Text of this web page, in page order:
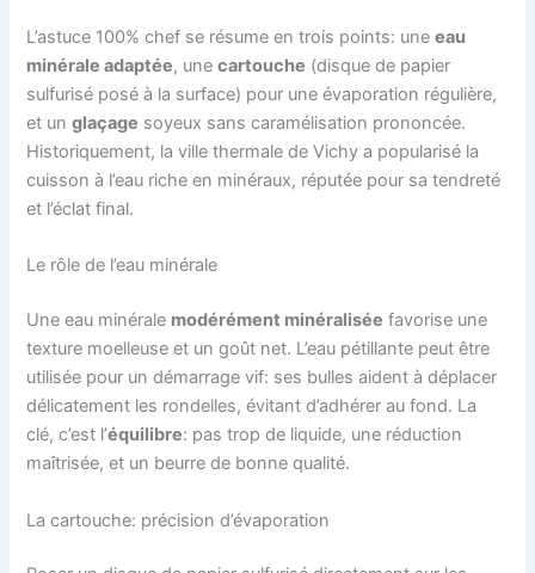
L’astuce 100% chef se résume en trois points: uneeau
minérale adaptée, unecartouche (disque de papier
sulfurisé posé à la surface) pour une évaporation régulière,
et unglaçage soyeux sans caramélisation prononcée.
Historiquement, la ville thermale de Vichy a popularisé la
cuisson à l’eau riche en minéraux, réputée pour sa tendreté
et l’éclat final.
Le rôle de l’eau minérale
Une eau minérale modérément minéralisée favorise une
texture moelleuse et un goût net. L’eau pétillante peut être
utilisée pour un démarrage vif: ses bulles aident à déplacer
délicatement les rondelles, évitant d’adhérer au fond. La
clé, c’est l’équilibre: pas trop de liquide, une réduction
maîtrisée, et un beurre de bonne qualité.
La cartouche: précision d’évaporation